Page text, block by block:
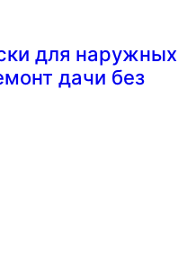
для наружных
дачи без